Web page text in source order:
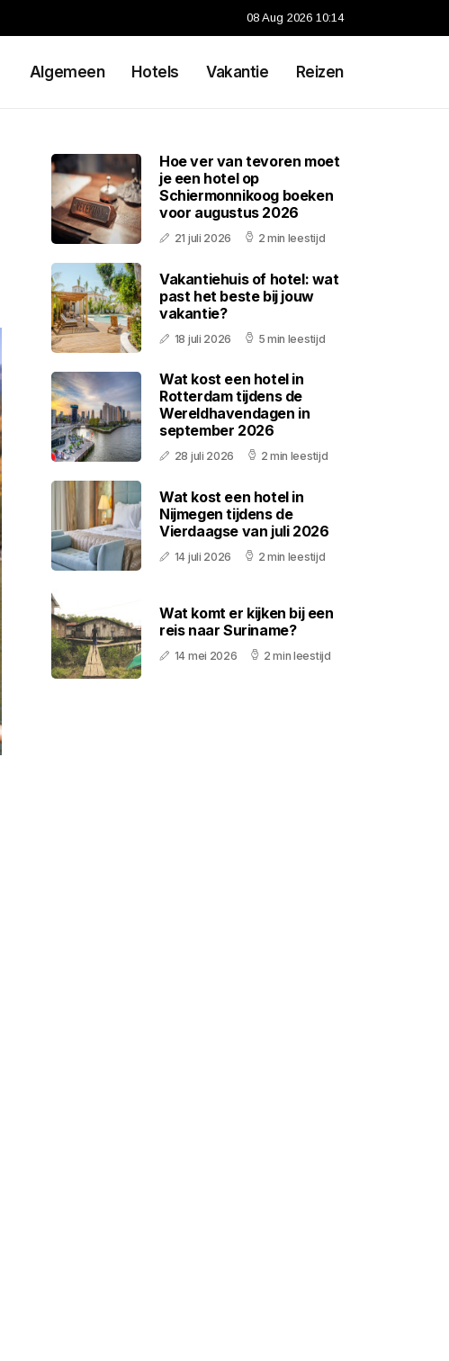
08 Aug 2026 10:14
Algemeen Hotels Vakantie Reizen
Hoe ver van tevoren moet
je een hotel op
Schiermonnikoog boeken
voor augustus 2026
21 juli 2026 2 min leestijd
Vakantiehuis of hotel: wat
past het beste bij jouw
vakantie?
18 juli 2026 5 min leestijd
Wat kost een hotel in
Rotterdam tijdens de
Wereldhavendagen in
september 2026
28 juli 2026 2 min leestijd
Wat kost een hotel in
Nijmegen tijdens de
Vierdaagse van juli 2026
14 juli 2026 2 min leestijd
Wat komt er kijken bij een
reis naar Suriname?
14 mei 2026 2 min leestijd